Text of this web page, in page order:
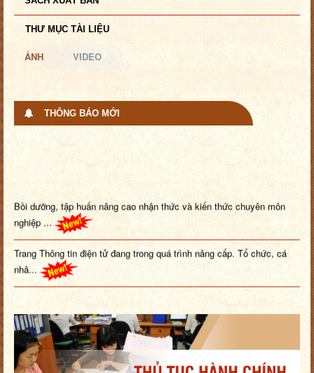
THƯ MỤC TÀI LIỆU
ẢNH VIDEO
THÔNG BÁO MỚI
Bồi dưỡng, tập huấn nâng cao nhận thức và kiến thức chuyên môn
nghiệp ...
Trang Thông tin điện tử đang trong quá trình nâng cấp. Tổ chức, cá
nhâ...